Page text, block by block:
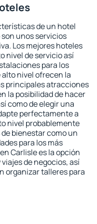
de un hotel
unos servicios
Los mejores hoteles
nivel de servicio así
para los
nivel ofrecen la
principales atracciones
la posibilidad de hacer
como de elegir una
perfectamente a
nivel probablemente
bienestar como un
para los más
Carlisle es la opción
de negocios, así
organizar talleres para